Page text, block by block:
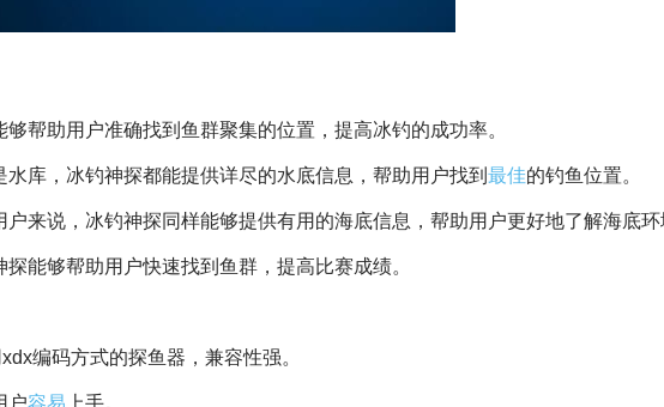
帮助用户准确找到鱼群聚集的位置，提高冰钓的成功率。
库，冰钓神探都能提供详尽的水底信息，帮助用户找到 最佳的钓鱼位置。
来说，冰钓神探同样能够提供有用的海底信息，帮助用户更好地了解海底
探能够帮助用户快速找到鱼群，提高比赛成绩。
编码方式的探鱼器，兼容性强。
户容易 上手。